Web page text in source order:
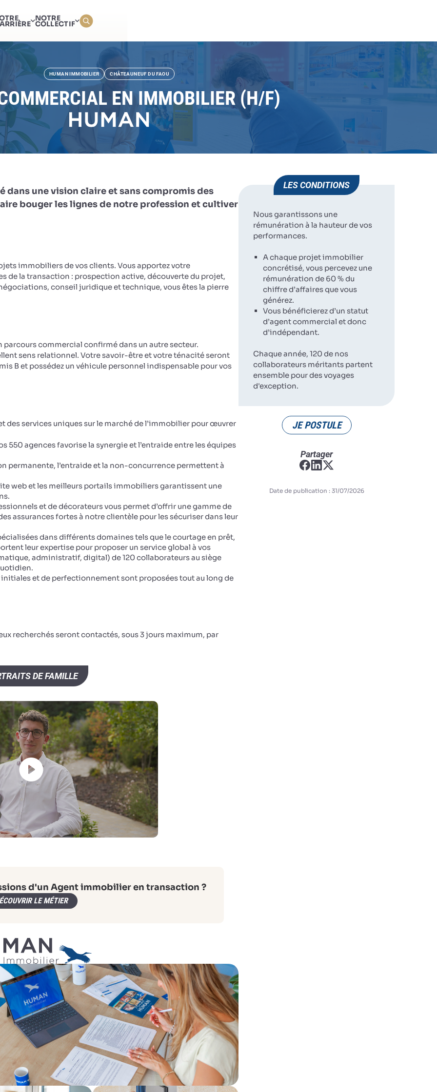
NOTRE
COLLECTIF
HUMAN IMMOBILIER CHÂTEAUNEUF DU FAOU
EN IMMOBILIER (H/F)
dans une vision claire et sans compromis des
bouger les lignes de notre profession et cultiver
immobiliers de vos clients. Vous apportez votre
de la transaction : prospection active, découverte du projet,
conseil juridique et technique, vous êtes la pierre
parcours commercial confirmé dans un autre secteur.
sens relationnel. Votre savoir-être et votre ténacité seront
B et possédez un véhicule personnel indispensable pour vos
des services uniques sur le marché de l’immobilier pour œuvrer
550 agences favorise la synergie et l’entraide entre les équipes
permanente, l’entraide et la non-concurrence permettent à
web et les meilleurs portails immobiliers garantissent une
et de décorateurs vous permet d’offrir une gamme de
assurances fortes à notre clientèle pour les sécuriser dans leur
dans différents domaines tels que le courtage en prêt,
leur expertise pour proposer un service global à vos
administratif, digital) de 120 collaborateurs au siège
et de perfectionnement sont proposées tout au long de
recherchés seront contactés, sous 3 jours maximum, par
DE FAMILLE
d'un Agent immobilier en transaction ?
LE MÉTIER
LES CONDITIONS
Nous garantissons une
rémunération à la hauteur de vos
performances.
A chaque projet immobilier
concrétisé, vous percevez une
rémunération de 60 % du
chiffre d’affaires que vous
générez.
Vous bénéficierez d’un statut
d’agent commercial et donc
d’indépendant.
Chaque année, 120 de nos
collaborateurs méritants partent
ensemble pour des voyages
d'exception.
JE POSTULE
Partager
Date de publication : 31/07/2026